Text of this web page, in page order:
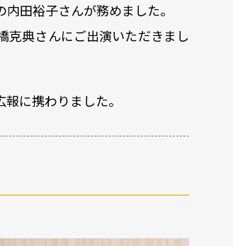
田裕子さんが務めました。
克典さんにご出演いただきまし
に携わりました。